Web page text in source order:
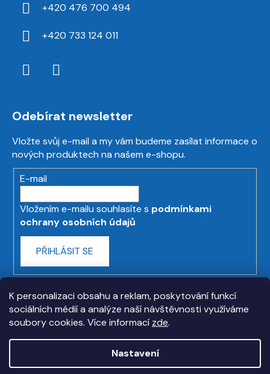
K personalizaci obsahu a reklam, poskytování funkcí
sociálních médií a analýze naší návštěvnosti využíváme
soubory cookies. Více informací zde.
Nastavení
+420 476 700 494
+420 733 124 011
Odebírat newsletter
Vložte svůj e-mail a my vám budeme zasílat informace o
nových produktech na našem e-shopu.
E-mail
Vložením e-mailu souhlasíte s podmínkami
ochrany osobních údajů
PŘIHLÁSIT SE